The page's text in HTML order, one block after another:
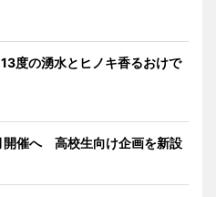
度の湧水とヒノキ香るおけで
開催へ 高校生向け企画を新設